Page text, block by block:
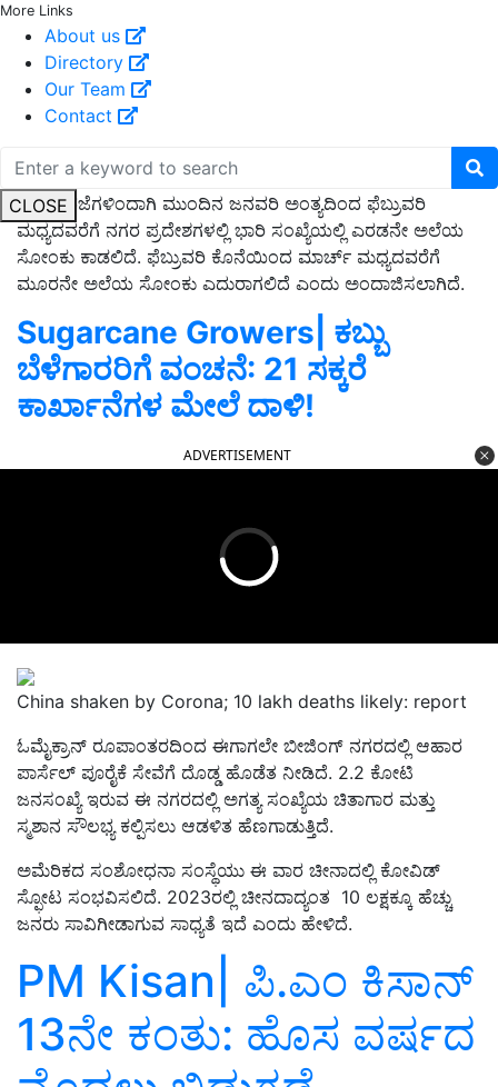
More Links
About us
Directory
Our Team
Contact
CLOSE
ದೀರ್ಘ ರಜೆಗಳಿಂದಾಗಿ ಮುಂದಿನ ಜನವರಿ ಅಂತ್ಯದಿಂದ ಫೆಬ್ರುವರಿ
ಮಧ್ಯದವರೆಗೆ ನಗರ ಪ್ರದೇಶಗಳಲ್ಲಿ ಭಾರಿ ಸಂಖ್ಯೆಯಲ್ಲಿ ಎರಡನೇ ಅಲೆಯ
ಸೋಂಕು ಕಾಡಲಿದೆ. ಫೆಬ್ರುವರಿ ಕೊನೆಯಿಂದ ಮಾರ್ಚ್‌ ಮಧ್ಯದವರೆಗೆ
ಮೂರನೇ ಅಲೆಯ ಸೋಂಕು ಎದುರಾಗಲಿದೆ ಎಂದು ಅಂದಾಜಿಸಲಾಗಿದೆ.
Sugarcane Growers| ಕಬ್ಬು
ಬೆಳೆಗಾರರಿಗೆ ವಂಚನೆ: 21 ಸಕ್ಕರೆ
ಕಾರ್ಖಾನೆಗಳ ಮೇಲೆ ದಾಳಿ!
ADVERTISEMENT
China shaken by Corona; 10 lakh deaths likely: report
ಓಮೈಕ್ರಾನ್‌ ರೂಪಾಂತರದಿಂದ ಈಗಾಗಲೇ ಬೀಜಿಂಗ್‌ ನಗರದಲ್ಲಿ ಆಹಾರ
ಪಾರ್ಸೆಲ್‌ ಪೂರೈಕೆ ಸೇವೆಗೆ ದೊಡ್ಡ ಹೊಡೆತ ನೀಡಿದೆ. 2.2 ಕೋಟಿ
ಜನಸಂಖ್ಯೆ ಇರುವ ಈ ನಗರದಲ್ಲಿ ಅಗತ್ಯ ಸಂಖ್ಯೆಯ ಚಿತಾಗಾರ ಮತ್ತು
ಸ್ಮಶಾನ ಸೌಲಭ್ಯ ಕಲ್ಪಿಸಲು ಆಡಳಿತ ಹೆಣಗಾಡುತ್ತಿದೆ.
ಅಮೆರಿಕದ ಸಂಶೋಧನಾ ಸಂಸ್ಥೆಯು ಈ ವಾರ ಚೀನಾದಲ್ಲಿ ಕೋವಿಡ್‌
ಸ್ಫೋಟ ಸಂಭವಿಸಲಿದೆ. 2023ರಲ್ಲಿ ಚೀನದಾದ್ಯಂತ 10 ಲಕ್ಷಕ್ಕೂ ಹೆಚ್ಚು
ಜನರು ಸಾವಿಗೀಡಾಗುವ ಸಾಧ್ಯತೆ ಇದೆ ಎಂದು ಹೇಳಿದೆ.
PM Kisan| ಪಿ.ಎಂ ಕಿಸಾನ್‌
13ನೇ ಕಂತು: ಹೊಸ ವರ್ಷದ